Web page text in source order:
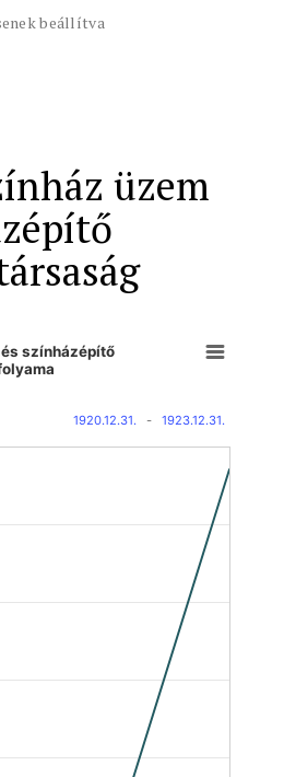
beállítva
üzem
és színházépítő
1920.12.31. - 1923.12.31.